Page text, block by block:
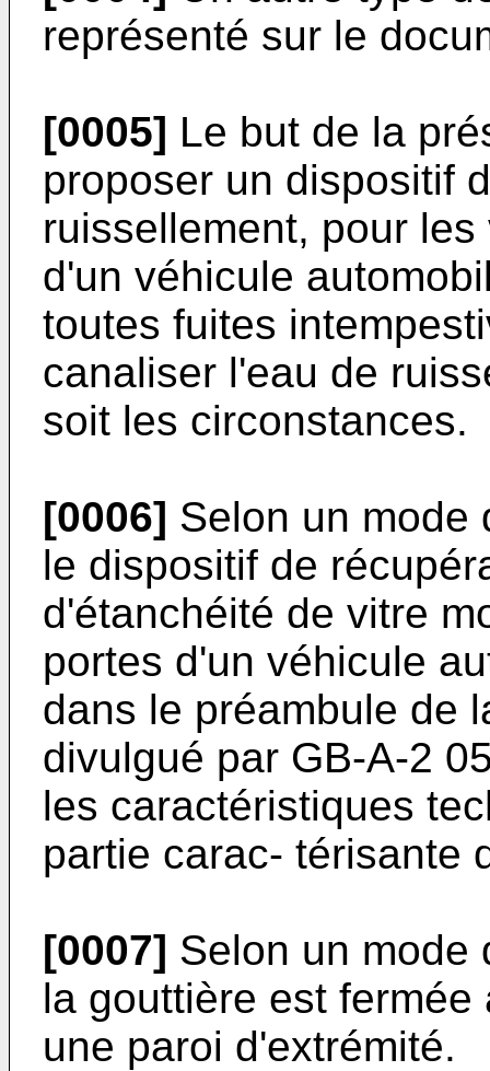
représenté sur le
[0005] Le but de la
proposer un dispositif
ruissellement, pour
d'un véhicule
toutes fuites
canaliser l'eau de
soit les circonstances.
[0006] Selon un mode
le dispositif de
d'étanchéité de vitre
portes d'un véhicule
dans le préambule de
divulgué par GB-A-2
les caractéristiques
partie carac- térisante
[0007] Selon un mode
la gouttière est
une paroi d'extrémité.